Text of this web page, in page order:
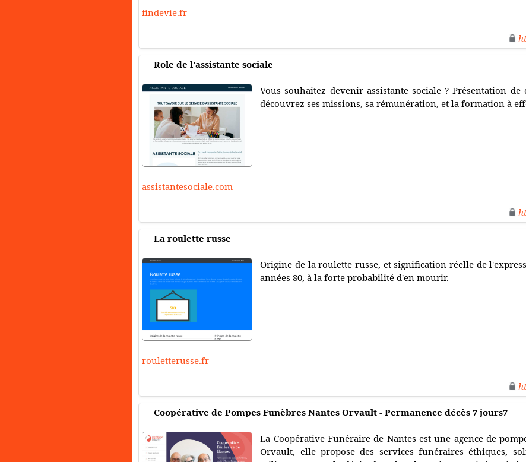
findevie.fr
Role de l'assistante sociale
Vous souhaitez devenir assistante sociale ? Présentation
découvrez ses missions, sa rémunération, et la formation à
assistantesociale.com
La roulette russe
Origine de la roulette russe, et signification réelle de
années 80, à la forte probabilité d'en mourir.
rouletterusse.fr
Coopérative de Pompes Funèbres Nantes Orvault - Permanence décès 7 jours7
La Coopérative Funéraire de Nantes est une agence de
Orvault, elle propose des services funéraires éthiques,